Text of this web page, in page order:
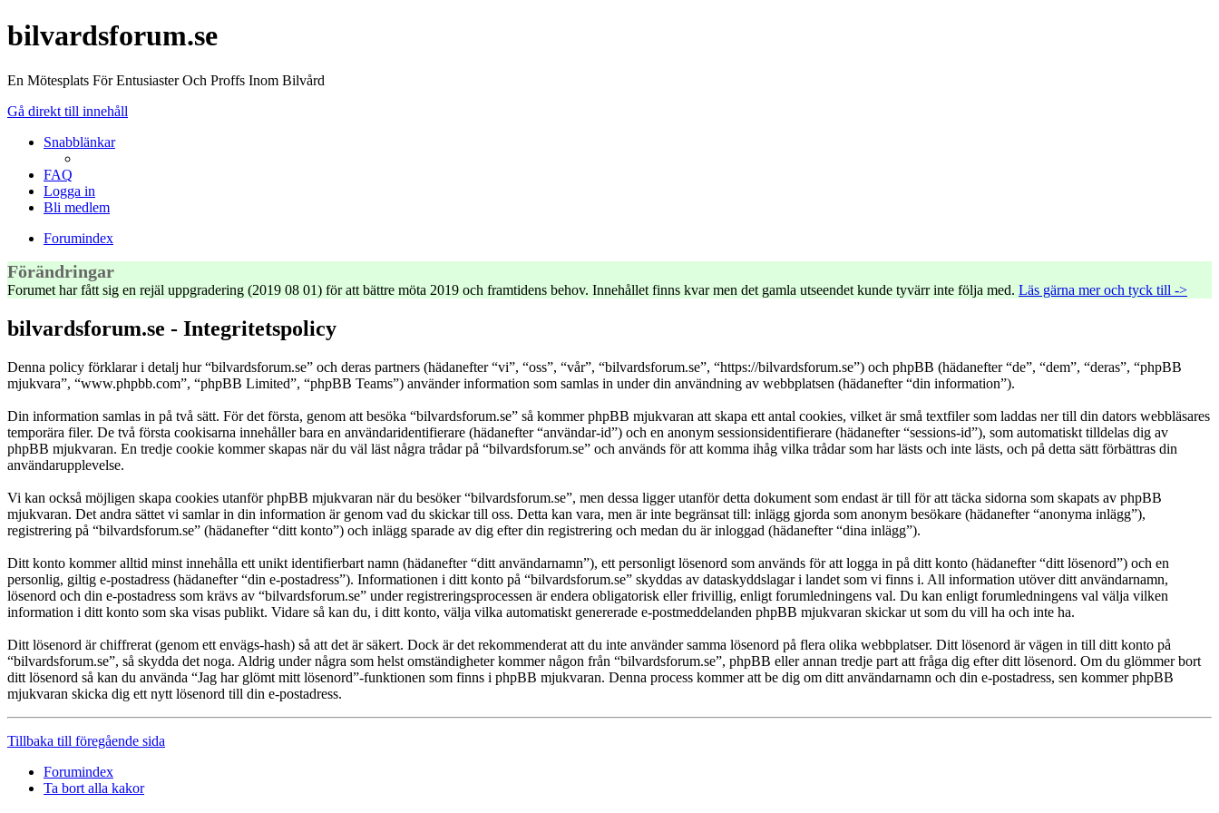
bilvardsforum.se
En Mötesplats För Entusiaster Och Proffs Inom Bilvård
Gå direkt till innehåll
Snabblänkar
FAQ
Logga in
Bli medlem
Forumindex
Förändringar
Forumet har fått sig en rejäl uppgradering (2019 08 01) för att bättre möta 2019 och framtidens behov. Innehållet finns kvar men det gamla utseendet kunde tyvärr inte följa med. Läs gärna mer och tyck till ->
bilvardsforum.se - Integritetspolicy
Denna policy förklarar i detalj hur “bilvardsforum.se” och deras partners (hädanefter “vi”, “oss”, “vår”, “bilvardsforum.se”, “https://bilvardsforum.se”) och phpBB (hädanefter “de”, “dem”, “deras”, “phpBB
mjukvara”, “www.phpbb.com”, “phpBB Limited”, “phpBB Teams”) använder information som samlas in under din användning av webbplatsen (hädanefter “din information”).
Din information samlas in på två sätt. För det första, genom att besöka “bilvardsforum.se” så kommer phpBB mjukvaran att skapa ett antal cookies, vilket är små textfiler som laddas ner till din dators webbläsares
temporära filer. De två första cookisarna innehåller bara en användaridentifierare (hädanefter “användar-id”) och en anonym sessionsidentifierare (hädanefter “sessions-id”), som automatiskt tilldelas dig av
phpBB mjukvaran. En tredje cookie kommer skapas när du väl läst några trådar på “bilvardsforum.se” och används för att komma ihåg vilka trådar som har lästs och inte lästs, och på detta sätt förbättras din
användarupplevelse.
Vi kan också möjligen skapa cookies utanför phpBB mjukvaran när du besöker “bilvardsforum.se”, men dessa ligger utanför detta dokument som endast är till för att täcka sidorna som skapats av phpBB
mjukvaran. Det andra sättet vi samlar in din information är genom vad du skickar till oss. Detta kan vara, men är inte begränsat till: inlägg gjorda som anonym besökare (hädanefter “anonyma inlägg”),
registrering på “bilvardsforum.se” (hädanefter “ditt konto”) och inlägg sparade av dig efter din registrering och medan du är inloggad (hädanefter “dina inlägg”).
Ditt konto kommer alltid minst innehålla ett unikt identifierbart namn (hädanefter “ditt användarnamn”), ett personligt lösenord som används för att logga in på ditt konto (hädanefter “ditt lösenord”) och en
personlig, giltig e-postadress (hädanefter “din e-postadress”). Informationen i ditt konto på “bilvardsforum.se” skyddas av dataskyddslagar i landet som vi finns i. All information utöver ditt användarnamn,
lösenord och din e-postadress som krävs av “bilvardsforum.se” under registreringsprocessen är endera obligatorisk eller frivillig, enligt forumledningens val. Du kan enligt forumledningens val välja vilken
information i ditt konto som ska visas publikt. Vidare så kan du, i ditt konto, välja vilka automatiskt genererade e-postmeddelanden phpBB mjukvaran skickar ut som du vill ha och inte ha.
Ditt lösenord är chiffrerat (genom ett envägs-hash) så att det är säkert. Dock är det rekommenderat att du inte använder samma lösenord på flera olika webbplatser. Ditt lösenord är vägen in till ditt konto på
“bilvardsforum.se”, så skydda det noga. Aldrig under några som helst omständigheter kommer någon från “bilvardsforum.se”, phpBB eller annan tredje part att fråga dig efter ditt lösenord. Om du glömmer bort
ditt lösenord så kan du använda “Jag har glömt mitt lösenord”-funktionen som finns i phpBB mjukvaran. Denna process kommer att be dig om ditt användarnamn och din e-postadress, sen kommer phpBB
mjukvaran skicka dig ett nytt lösenord till din e-postadress.
Tillbaka till föregående sida
Forumindex
Ta bort alla kakor